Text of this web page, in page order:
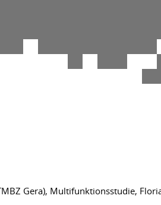
Gera), Multifunktionsstudie,